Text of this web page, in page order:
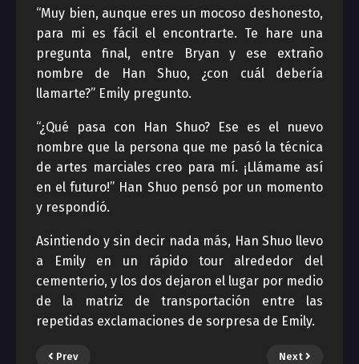
“Muy bien, aunque eres un mocoso deshonesto,
para mi es fácil el encontrarte. Te hare una
pregunta final, entre Bryan y ese extraño
nombre de Han Shuo, ¿con cuál debería
llamarte?” Emily pregunto.
“¿Qué pasa con Han Shuo? Ese es el nuevo
nombre que la persona que me pasó la técnica
de artes marciales creo para mí. ¡Llámame así
en el futuro!” Han Shuo pensó por un momento
y respondió.
Asintiendo y sin decir nada más, Han Shuo llevo
a Emily en un rápido tour alrededor del
cementerio, y los dos dejaron el lugar por medio
de la matriz de transportación entre las
repetidas exclamaciones de sorpresa de Emily.
Prev Next